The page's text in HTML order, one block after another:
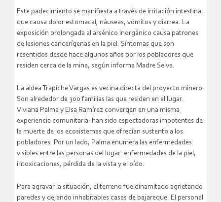
Este padecimiento se manifiesta a través de irritación intestinal
que causa dolor estomacal, náuseas, vómitos y diarrea. La
exposición prolongada al arsénico inorgánico causa patrones
de lesiones cancerígenas en la piel. Síntomas que son
resentidos desde hace algunos años por los pobladores que
residen cerca de la mina, según informa Madre Selva.
La aldea Trapiche Vargas es vecina directa del proyecto minero.
Son alrededor de 300 familias las que residen en el lugar.
Viviana Palma y Elsa Ramírez convergen en una misma
experiencia comunitaria: han sido espectadoras impotentes de
la muerte de los ecosistemas que ofrecían sustento a los
pobladores. Por un lado, Palma enumera las enfermedades
visibles entre las personas del lugar: enfermedades de la piel,
intoxicaciones, pérdida de la vista y el oído.
Para agravar la situación, el terreno fue dinamitado agrietando
paredes y dejando inhabitables casas de bajareque. El personal